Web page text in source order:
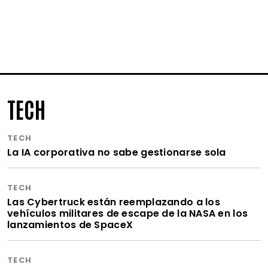
TECH
TECH
La IA corporativa no sabe gestionarse sola
TECH
Las Cybertruck están reemplazando a los
vehículos militares de escape de la NASA en los
lanzamientos de SpaceX
TECH